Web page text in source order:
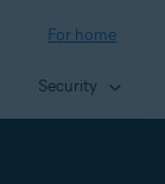
For home
Security